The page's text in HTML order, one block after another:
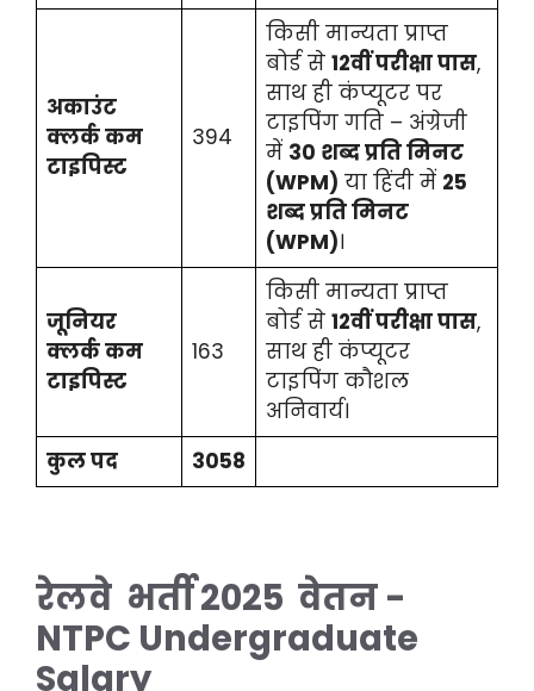
अकाउंट
क्लर्क कम
टाइपिस्ट
394
किसी मान्यता प्राप्त
बोर्ड से 12वीं परीक्षा पास,
साथ ही कंप्यूटर पर
टाइपिंग गति – अंग्रेजी
में 30 शब्द प्रति मिनट
(WPM) या हिंदी में 25
शब्द प्रति मिनट
(WPM)।
जूनियर
क्लर्क कम
टाइपिस्ट
163
किसी मान्यता प्राप्त
बोर्ड से 12वीं परीक्षा पास,
साथ ही कंप्यूटर
टाइपिंग कौशल
अनिवार्य।
कुल पद
3058
रेलवे भर्ती 2025 वेतन -
NTPC Undergraduate
Salary